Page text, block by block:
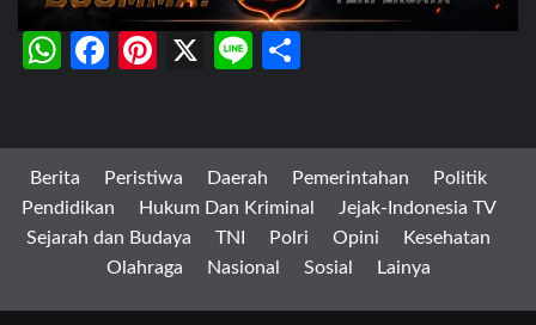
WhatsApp
Facebook
Pinterest
X Line
Berita Peristiwa Daerah Pemerintahan
Politik
Pendidikan
Hukum Dan Kriminal
Jejak-Indonesia TV
Sejarah dan Budaya
TNI Polri Opini
Kesehatan
Olahraga
Nasional Sosial Lainya